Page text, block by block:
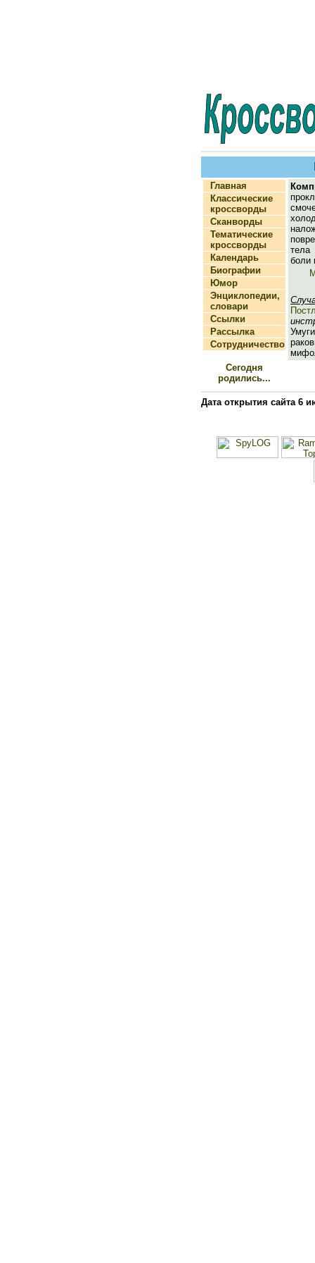
Главная
Классические
кроссворды
Сканворды
Тематические
кроссворды
Календарь
Биографии
Юмор
Энциклопедии,
словари
Ссылки
Рассылка
Сотрудничество
Сегодня
родились...
боли
Дата открытия сайта 6